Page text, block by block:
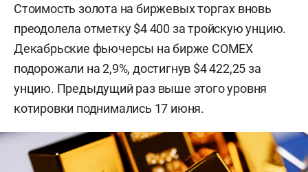
Стоимость золота на биржевых торгах вновь
преодолела отметку $4 400 за тройскую унцию.
Декабрьские фьючерсы на бирже COMEX
подорожали на 2,9%, достигнув $4 422,25 за
унцию. Предыдущий раз выше этого уровня
котировки поднимались 17 июня.